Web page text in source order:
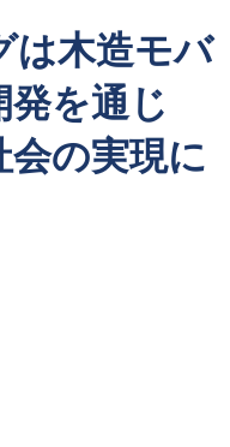
は木造モバ
を通じ
会の実現に